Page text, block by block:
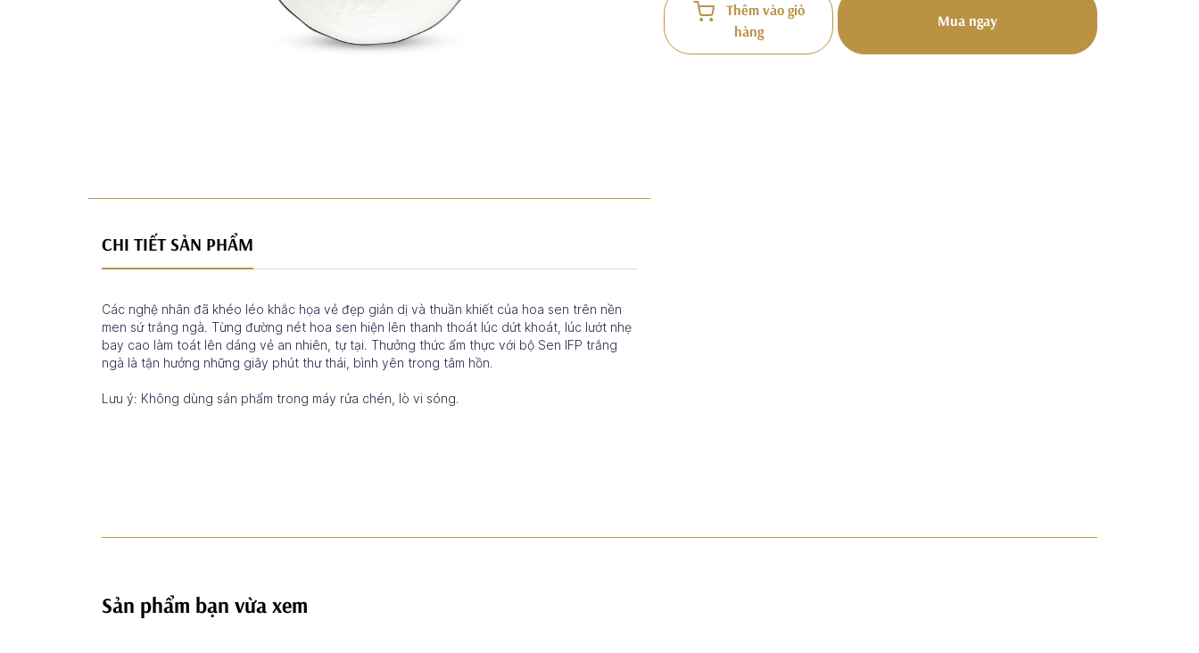
Thêm vào giỏ
hàng
Mua ngay
CHI TIẾT SẢN PHẨM
Các nghệ nhân đã khéo léo khắc họa vẻ đẹp giản dị và thuần khiết của hoa sen trên nền
men sứ trắng ngà. Từng đường nét hoa sen hiện lên thanh thoát lúc dứt khoát, lúc lướt nhẹ
bay cao làm toát lên dáng vẻ an nhiên, tự tại. Thưởng thức ẩm thực với bộ Sen IFP trắng
ngà là tận hưởng những giây phút thư thái, bình yên trong tâm hồn.
Lưu ý: Không dùng sản phẩm trong máy rửa chén, lò vi sóng.
Sản phẩm bạn vừa xem